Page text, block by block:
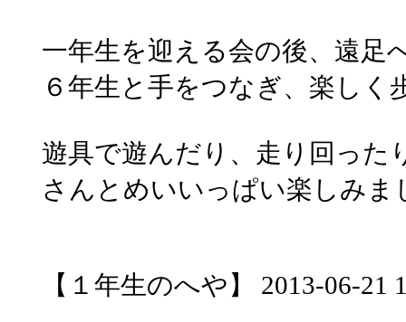
一年生を迎える会の後、遠足
６年生と手をつなぎ、楽しく
遊具で遊んだり、走り回った
さんとめいいっぱい楽しみま
【１年生のへや】 2013-06-21